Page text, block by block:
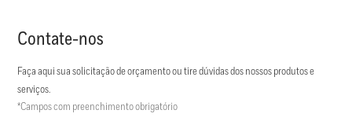
Contate-nos
Faça aqui sua solicitação de orçamento ou tire dúvidas dos nossos produtos e
serviços.
*Campos com preenchimento obrigatório